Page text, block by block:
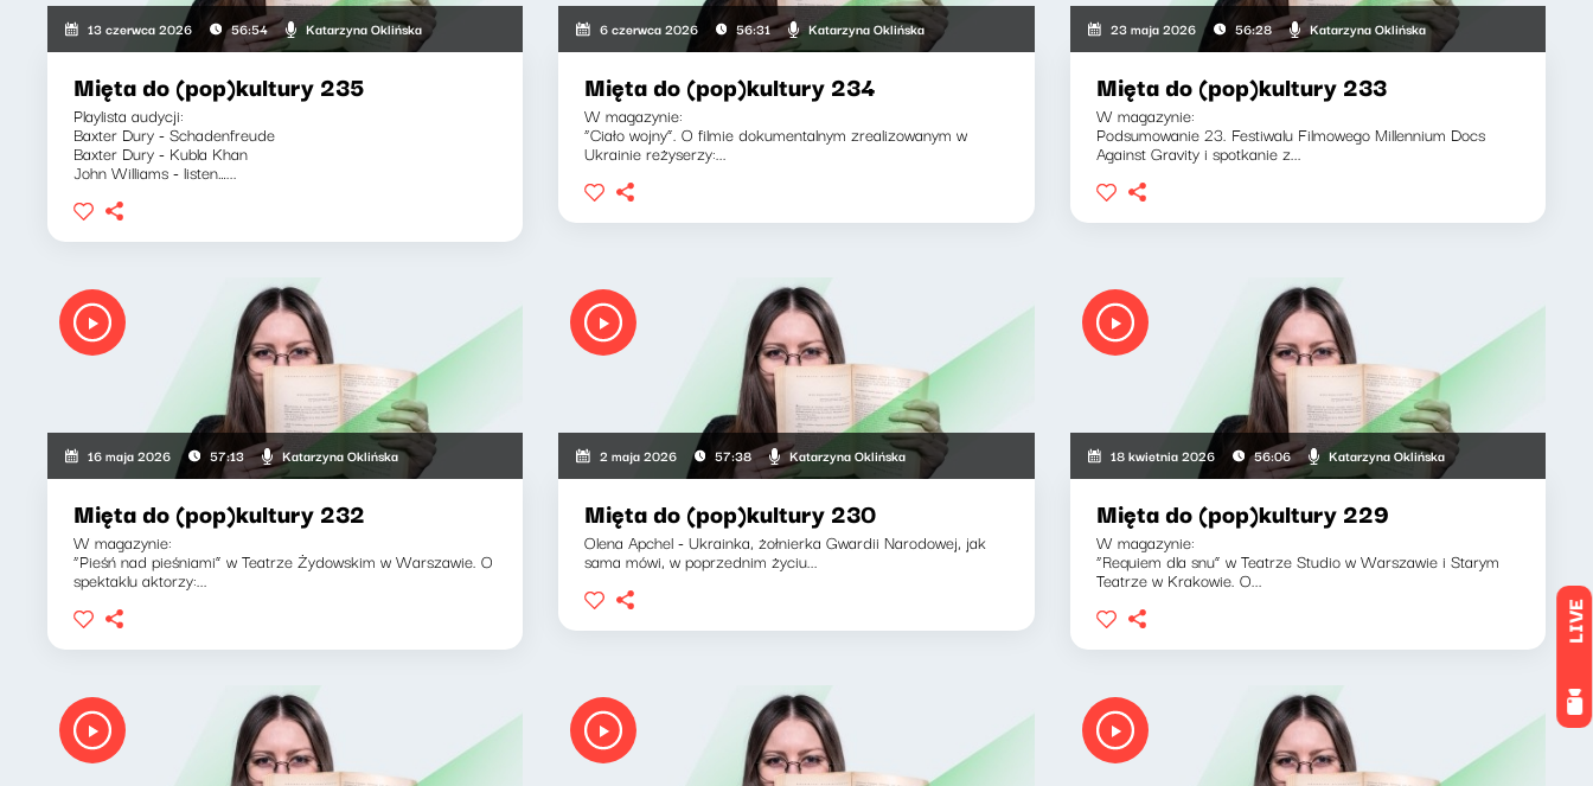
LIVE
13 czerwca 2026 56:54 Katarzyna Oklińska
Mięta do (pop)kultury 235
Playlista audycji:
Baxter Dury - Schadenfreude
Baxter Dury - Kubla Khan
John Williams - listen…...
6 czerwca 2026 56:31 Katarzyna Oklińska
Mięta do (pop)kultury 234
W magazynie:
“Ciało wojny”. O filmie dokumentalnym zrealizowanym w
Ukrainie reżyserzy:...
23 maja 2026 56:28 Katarzyna Oklińska
Mięta do (pop)kultury 233
W magazynie:
Podsumowanie 23. Festiwalu Filmowego Millennium Docs
Against Gravity i spotkanie z...
16 maja 2026 57:13 Katarzyna Oklińska
Mięta do (pop)kultury 232
W magazynie:
“Pieśń nad pieśniami” w Teatrze Żydowskim w Warszawie. O
spektaklu aktorzy:...
2 maja 2026 57:38 Katarzyna Oklińska
Mięta do (pop)kultury 230
Olena Apchel - Ukrainka, żołnierka Gwardii Narodowej, jak
sama mówi, w poprzednim życiu...
18 kwietnia 2026 56:06 Katarzyna Oklińska
Mięta do (pop)kultury 229
W magazynie:
“Requiem dla snu” w Teatrze Studio w Warszawie i Starym
Teatrze w Krakowie. O...